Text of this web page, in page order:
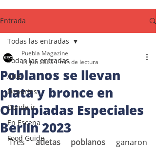
Entrada
Todas las entradas
Arte
Deportes
Donde ir
En Escena
Food Guide
Todas las entradas
Poblanos se llevan
plata y bronce en
Olimpiadas Especiales
Berlín 2023
Puebla Magazine
21 jun 20231 min de lectura
Tres atletas poblanos ganaron